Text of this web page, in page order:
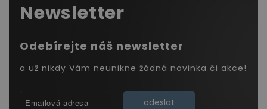
Newsletter
Odebírejte náš newsletter
a už nikdy Vám neunikne žádná novinka či akce!
odeslat